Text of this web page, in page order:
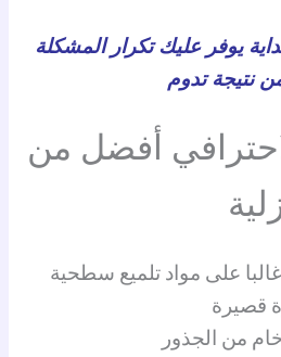
يوفر عليك تكرار المشكلة
نتيجة تدوم
أفضل من
غالبا على مواد تلميع سطحية
قصيرة
من الجذور